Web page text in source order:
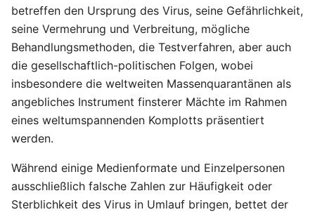
betreffen den Ursprung des Virus, seine Gefährlichkeit,
seine Vermehrung und Verbreitung, mögliche
Behandlungsmethoden, die Testverfahren, aber auch
die gesellschaftlich-politischen Folgen, wobei
insbesondere die weltweiten Massenquarantänen als
angebliches Instrument finsterer Mächte im Rahmen
eines weltumspannenden Komplotts präsentiert
werden.
Während einige Medienformate und Einzelpersonen
ausschließlich falsche Zahlen zur Häufigkeit oder
Sterblichkeit des Virus in Umlauf bringen, bettet der